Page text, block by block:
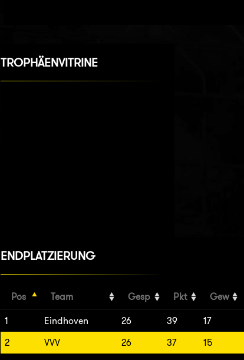
TROPHÄENVITRINE
ENDPLATZIERUNG
Pos Team Gesp Pkt Gew
1 Eindhoven 26 39 17
2
VVV 26 37 15